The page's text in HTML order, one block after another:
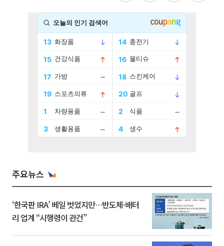
주요뉴스
‘한국판 IRA’ 베일 벗었지만…반도체·배터
리 업계 “시행령이 관건”